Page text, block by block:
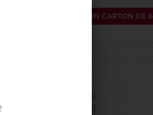
UN CARTON DE 6
nos
En
de